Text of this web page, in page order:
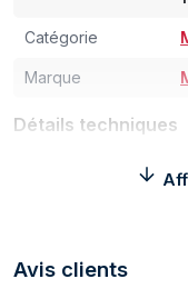
Catégorie
Marque
Détails techniques
Avis clients